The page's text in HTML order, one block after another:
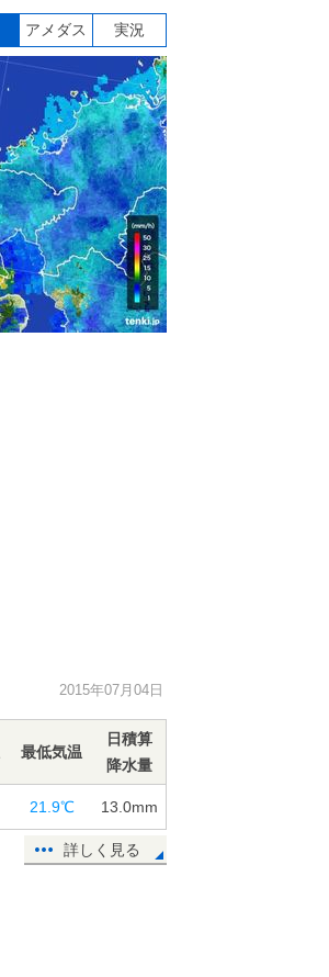
アメダス 実況
2015年07月04日
最低気温
日積算
降水量
21.9℃ 13.0mm
詳しく見る